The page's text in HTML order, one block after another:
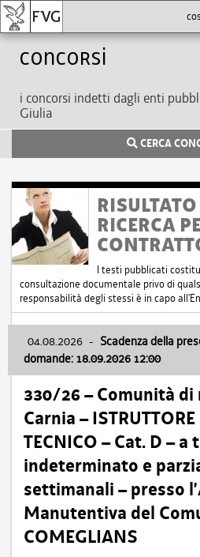
Concorsi
i concorsi indetti dagli enti
Giulia
CERCA
RICERCA
I testi pubblicati
consultazione documentale privo di
responsabilità degli stessi è in capo
04.08.2026 - Scadenza della
domande: 18.09.2026 12:00
330/26 – Comunità
Carnia –
TECNICO – Cat. D – a
indeterminato e
settimanali – presso
Manutentiva del
COMEGLIANS